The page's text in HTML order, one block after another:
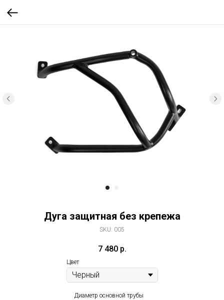
Дуга защитная без крепежа
SKU: 005
7 480 р.
Цвет
Диаметр основной трубы